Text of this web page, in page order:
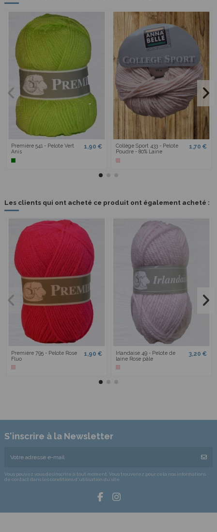
Première 541 - Pelote Vert
Anis
1,90 €
Collège Sport 433 - Pelote
Poudre - 80% Laine
1,70 €
Les clients qui ont acheté ce produit ont également acheté :
Première 795 - Pelote Rose
Fluo
1,90 €
Irlandaise 49 - Pelote de
laine Rose pâle
3,20 €
S'inscrire à la Newsletter
Vous pouvez vous désinscrire à tout moment. Vous trouverez pour cela nos informations
de contact dans les conditions d'utilisation du site.